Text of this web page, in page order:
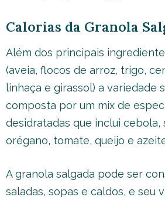
Calorias da Granola
Além dos principais
(aveia, flocos de arroz, trigo,
linhaça e girassol) a variedade
composta por um mix de
desidratadas que inclui cebola,
orégano, tomate, queijo e
A granola salgada pode ser
saladas, sopas e caldos, e seu